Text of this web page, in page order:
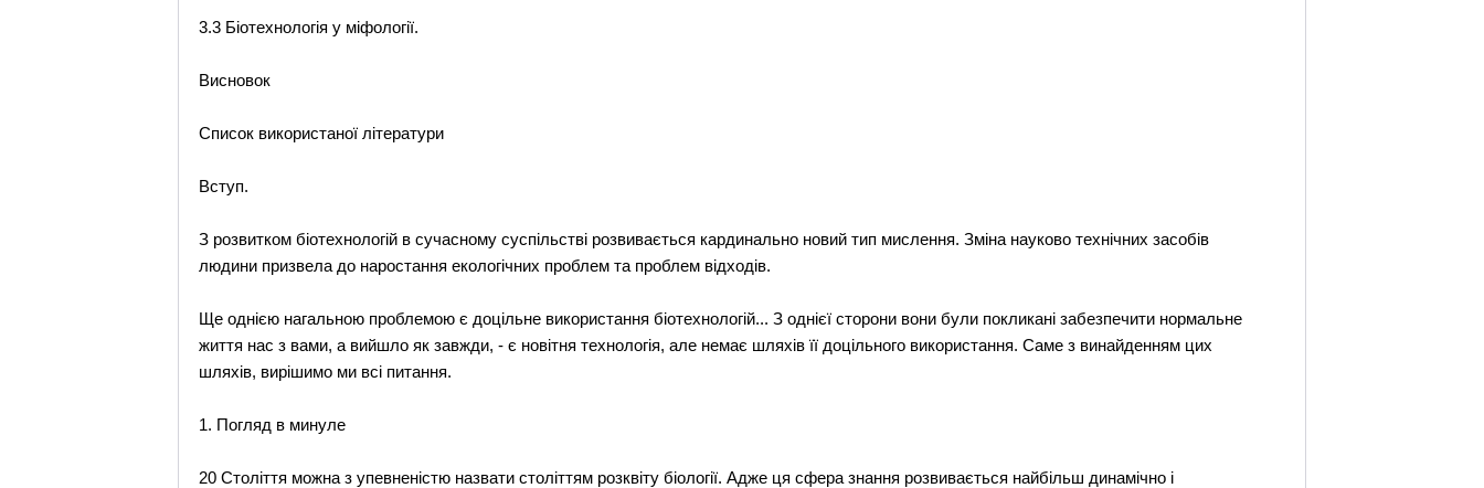
3.3 Біотехнологія у міфології.
Висновок
Список використаної літератури
Вступ.
З розвитком біотехнологій в сучасному суспільстві розвивається кардинально новий тип мислення. Зміна науково технічних засобів
людини призвела до наростання екологічних проблем та проблем відходів.
Ще однією нагальною проблемою є доцільне використання біотехнологій... З однієї сторони вони були покликані забезпечити нормальне
життя нас з вами, а вийшло як завжди, - є новітня технологія, але немає шляхів її доцільного використання. Саме з винайденням цих
шляхів, вирішимо ми всі питання.
1. Погляд в минуле
20 Століття можна з упевненістю назвати століттям розквіту біології. Адже ця сфера знання розвивається найбільш динамічно і